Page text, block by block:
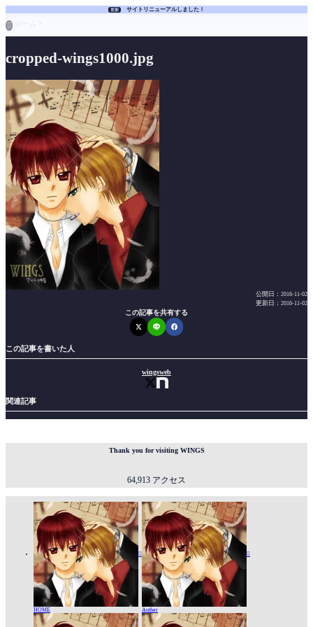
更新 サイトリニューアルしました！

cropped-wings1000.jpg
公開日： 2016-11-02
更新日： 2016-11-02
この記事を共有する
この記事を書いた人
wingsweb
関連記事
Thank you for visiting WINGS
64,913 アクセス

HOME

Auther